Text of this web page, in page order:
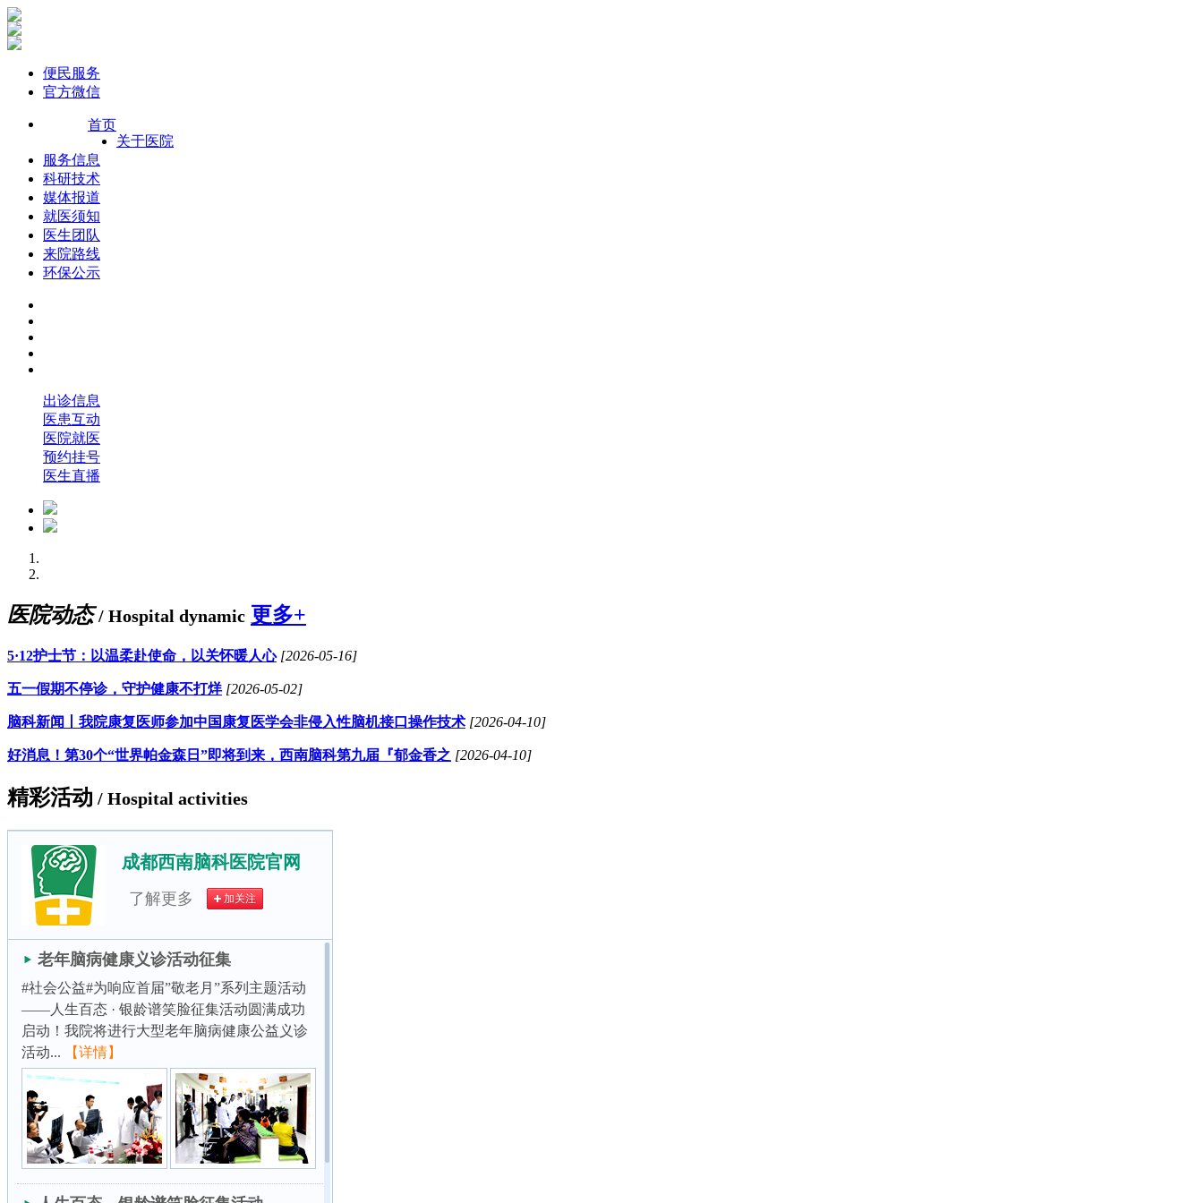
便民服务
官方微信
首页
关于医院
服务信息
科研技术
媒体报道
就医须知
医生团队
来院路线
环保公示
出诊信息
医患互动
医院就医
预约挂号
医生直播
医院动态 / Hospital dynamic 更多+
5·12护士节：以温柔赴使命，以关怀暖人心 [2026-05-16]
五一假期不停诊，守护健康不打烊 [2026-05-02]
脑科新闻丨我院康复医师参加中国康复医学会非侵入性脑机接口操作技术 [2026-04-10]
好消息！第30个“世界帕金森日”即将到来，西南脑科第九届『郁金香之 [2026-04-10]
精彩活动 / Hospital activities